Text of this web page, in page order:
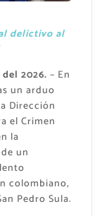
delictivo al
2026. – En
un arduo
Dirección
el Crimen
la
un
colombiano,
Pedro Sula.